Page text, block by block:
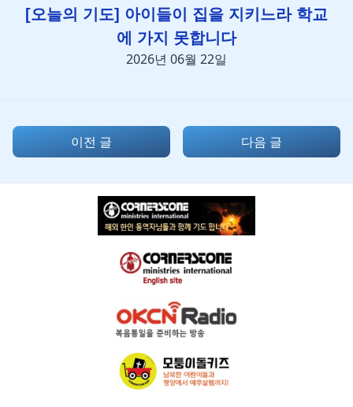
[오늘의 기도] 아이들이 집을 지키느라 학교
에 가지 못합니다
2026년 06월 22일
이전 글 다음 글